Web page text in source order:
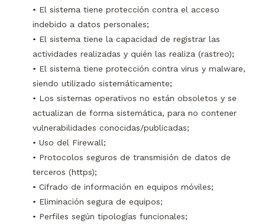
• El sistema tiene protección contra el acceso
indebido a datos personales;
• El sistema tiene la capacidad de registrar las
actividades realizadas y quién las realiza (rastreo);
• El sistema tiene protección contra virus y malware,
siendo utilizado sistemáticamente;
• Los sistemas operativos no están obsoletos y se
actualizan de forma sistemática, para no contener
vulnerabilidades conocidas/publicadas;
• Uso del Firewall;
• Protocolos seguros de transmisión de datos de
terceros (https);
• Cifrado de información en equipos móviles;
• Eliminación segura de equipos;
• Perfiles según tipologías funcionales;